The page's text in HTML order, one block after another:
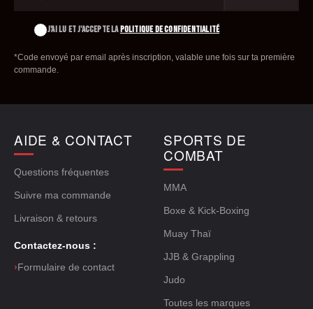
J'AI LU ET J'ACCEPTE LAPOLITIQUE DE CONFIDENTIALITÉ
*Code envoyé par email après inscription, valable une fois sur ta première
commande.
AIDE & CONTACT
Questions fréquentes
Suivre ma commande
Livraison & retours
Contactez-nous :
›Formulaire de contact
SPORTS DE
COMBAT
MMA
Boxe & Kick-Boxing
Muay Thaï
JJB & Grappling
Judo
Toutes les marques